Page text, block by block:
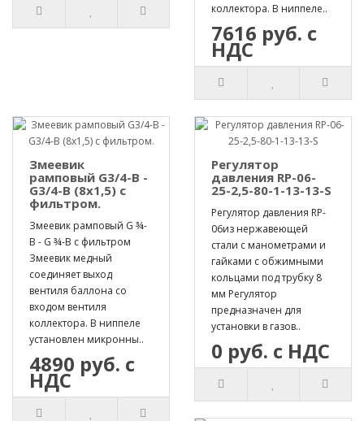
коллектора. В ниппеле..
7616 руб. с
НДС
Змеевик
рамповый G3/4-B -
G3/4-B (8х1,5) с
фильтром.
Змеевик рамповый G ¾-
B - G ¾-B с фильтром
Змеевик медный
соединяет выход
вентиля баллона со
входом вентиля
коллектора. В ниппеле
установлен микронны..
4890 руб. с
НДС
Регулятор
давления RP-06-
25-2,5-80-1-13-13-S
Регулятор давления RP-
06из нержавеющей
стали с манометрами и
гайками с обжимными
кольцами под трубку 8
мм Регулятор
предназначен для
установки в газов..
0 руб. с НДС